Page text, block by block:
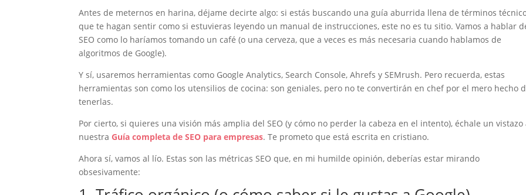
4. Click-Through Rate (CTR) (o el arte de ser irresistible)
5. Posición media en las SERP (o tu lugar en la jerarquía de Google)
6. Tasa de conversión (o cómo transformar visitantes en fans)
7. Páginas indexadas y errores de rastreo (o cómo no ser invisible para Google)
Conclusión: Medir para no morir (digitalmente hablando)
Antes de meternos en harina, déjame decirte algo: si estás buscando una guía aburrida llena de términos
que te hagan sentir como si estuvieras leyendo un manual de instrucciones, este no es tu sitio. Vamos a hablar
SEO como lo haríamos tomando un café (o una cerveza, que a veces es más necesaria cuando hablamos de
algoritmos de Google).
Y sí, usaremos herramientas como Google Analytics, Search Console, Ahrefs y SEMrush. Pero recuerda, estas
herramientas son como los utensilios de cocina: son geniales, pero no te convertirán en chef por el mero hecho
tenerlas.
Por cierto, si quieres una visión más amplia del SEO (y cómo no perder la cabeza en el intento), échale un vistazo
nuestraGuía completa de SEO para empresas. Te prometo que está escrita en cristiano.
Ahora sí, vamos al lío. Estas son las métricas SEO que, en mi humilde opinión, deberías estar mirando
obsesivamente: